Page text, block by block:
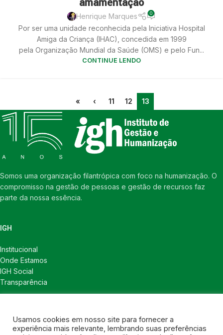
Henrique Marques 0
Por ser uma unidade reconhecida pela Iniciativa Hospital
Amiga da Criança (IHAC), concedida em 1999
pela Organização Mundial da Saúde (OMS) e pelo Fun...
CONTINUE LENDO
« ‹ 11 12 13
Somos uma organização filantrópica com foco na humanização. O
compromisso na gestão de pessoas e gestão de recursos faz
parte da nossa essência.
IGH
Institucional
Onde Estamos
IGH Social
Transparência
Notícias
Usamos cookies em nosso site para fornecer a
experiência mais relevante, lembrando suas preferências